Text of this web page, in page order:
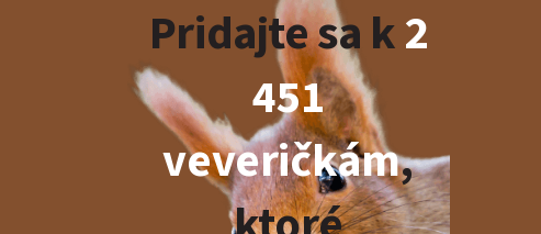
Pridajte sa k2
451
veveričkám,